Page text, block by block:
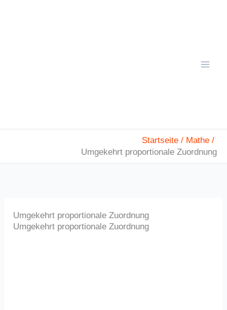
Startseite
Mathe
Umgekehrt proportionale Zuordnung
Umgekehrt proportionale Zuordnung
Umgekehrt proportionale Zuordnung